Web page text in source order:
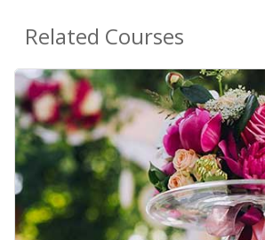
Related Courses